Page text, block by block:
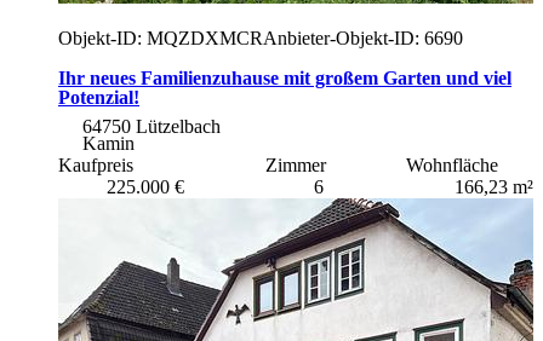
Objekt-ID: MQZDXMCRAnbieter-Objekt-ID: 6690
Ihr neues Familienzuhause mit großem Garten und viel
Potenzial!
64750 Lützelbach
Kamin
Kaufpreis
225.000 €
Zimmer
6
Wohnfläche
166,23 m²